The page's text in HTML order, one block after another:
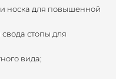
и носка для повышенной
стопы для
вида;